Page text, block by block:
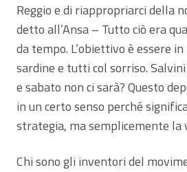
Reggio e di riappropriarci della
detto all’Ansa – Tutto ciò era
da tempo. L’obiettivo è essere
sardine e tutti col sorriso.
e sabato non ci sarà? Questo
in un certo senso perché
strategia, ma semplicemente la
Chi sono gli inventori del